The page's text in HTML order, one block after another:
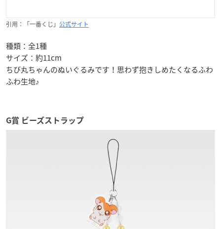
引用：「一番くじ」 公式サイト
種類：全1種
サイズ：約11cm
ちび丸ちゃんのぬいぐるみです！思わず抱きしめたくなるふわ
ふわ生地♪
G賞 ビーズストラップ